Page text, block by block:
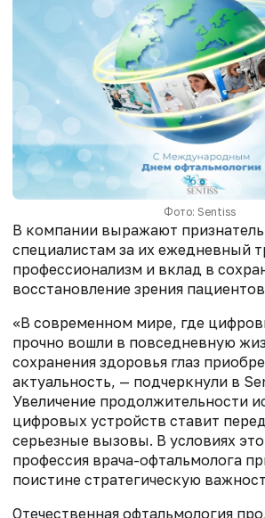
Фото: Sentiss
В компании выражают
специалистам за их ежедневный
профессионализм и вклад в
восстановление зрения
«В современном мире, где
прочно вошли в повседневную
сохранения здоровья глаз
актуальность, — подчеркнули в
Увеличение продолжительности
цифровых устройств ставит
серьезные вызовы. В условиях
профессия врача-офтальмолога
поистине стратегическую
Отечественная офтальмология